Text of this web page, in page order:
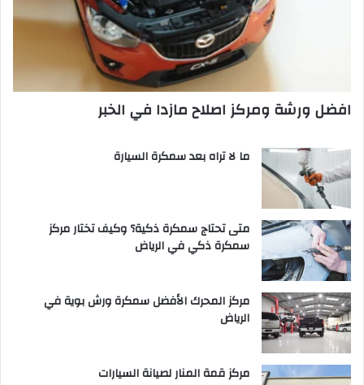
افضل ورشة ومركز اصلاح مازدا في الخبر
ما لا تراه بعد سمكرة السيارة
متى تحتاج سمكرة ذكية؟ وكيف تختار مركز
سمكرة ذكي في الرياض
مركز المحرك الأفضل سمكرة ورش بوية في
الرياض
مركز قمة المنار لصيانة السيارات